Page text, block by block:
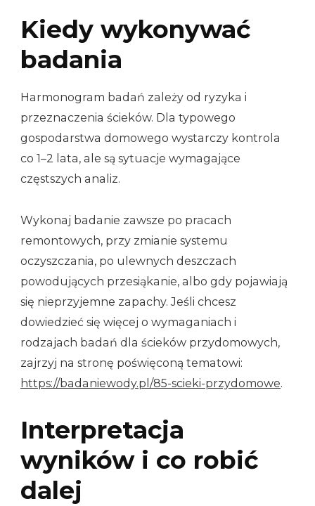
Kiedy wykonywać
badania
Harmonogram badań zależy od ryzyka i
przeznaczenia ścieków. Dla typowego
gospodarstwa domowego wystarczy kontrola
co 1–2 lata, ale są sytuacje wymagające
częstszych analiz.
Wykonaj badanie zawsze po pracach
remontowych, przy zmianie systemu
oczyszczania, po ulewnych deszczach
powodujących przesiąkanie, albo gdy pojawiają
się nieprzyjemne zapachy. Jeśli chcesz
dowiedzieć się więcej o wymaganiach i
rodzajach badań dla ścieków przydomowych,
zajrzyj na stronę poświęconą tematowi:
https://badaniewody.pl/85-scieki-przydomowe.
Interpretacja
wyników i co robić
dalej